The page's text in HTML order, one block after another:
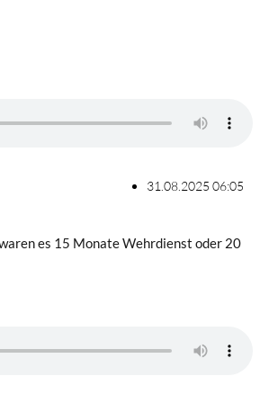
31.08.2025 06:05
es 15 Monate Wehrdienst oder 20